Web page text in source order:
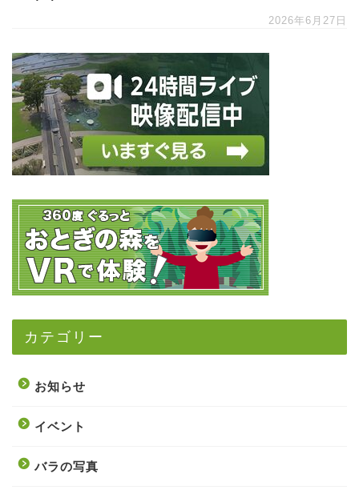
2026年6月27日
カテゴリー
お知らせ
イベント
バラの写真